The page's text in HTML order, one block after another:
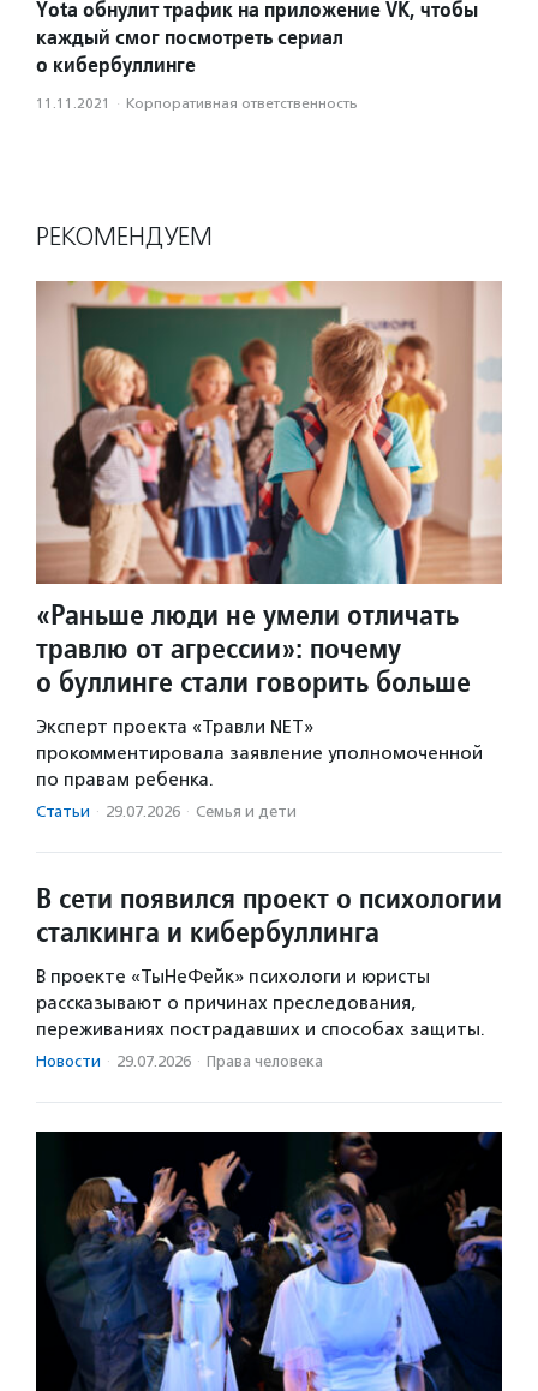
Yota обнулит трафик на приложение VK, чтобы
каждый смог посмотреть сериал
о кибербуллинге
11.11.2021 · Корпоративная ответственность
РЕКОМЕНДУЕМ
«Раньше люди не умели отличать
травлю от агрессии»: почему
о буллинге стали говорить больше
Эксперт проекта «Травли NET»
прокомментировала заявление уполномоченной
по правам ребенка.
Статьи · 29.07.2026 · Семья и дети
В сети появился проект о психологии
сталкинга и кибербуллинга
В проекте «ТыНеФейк» психологи и юристы
рассказывают о причинах преследования,
переживаниях пострадавших и способах защиты.
Новости · 29.07.2026 · Права человека